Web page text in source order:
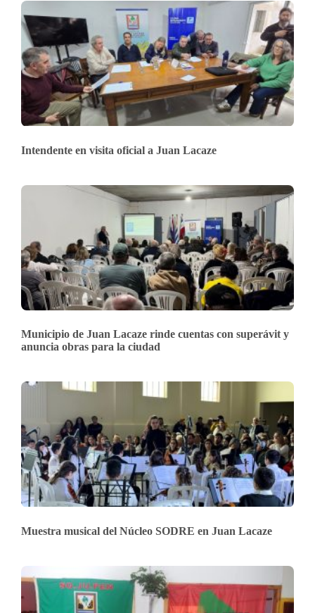
Intendente en visita oficial a Juan Lacaze
Municipio de Juan Lacaze rinde cuentas con superávit y
anuncia obras para la ciudad
Muestra musical del Núcleo SODRE en Juan Lacaze